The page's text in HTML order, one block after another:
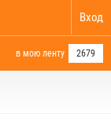
Вход
в мою ленту 2679